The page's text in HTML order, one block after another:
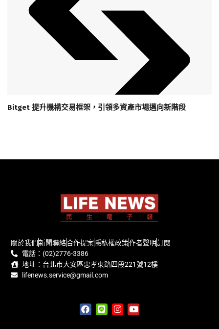
Bitget 提升機構交易框架，引領多資產市場邁向新階段
關於我們新聞聯絡合作提案隱私權政策作者聲明訂閱
電話：(02)2776-3386
地址：台北市大安區忠孝東路四段221號12樓
lifenews.service@gmail.com